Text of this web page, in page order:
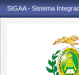
SIGAA - Sistema